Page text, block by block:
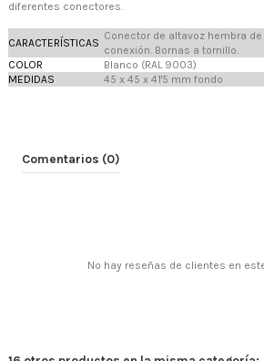
diferentes conectores.
CARACTERÍSTICAS
Conector de altavoz hembra
conexión. Bornas a tornillo.
COLOR
Blanco (RAL 9003)
MEDIDAS
45 x 45 x 41'5 mm fondo
Comentarios (0)
No hay reseñas de clientes en